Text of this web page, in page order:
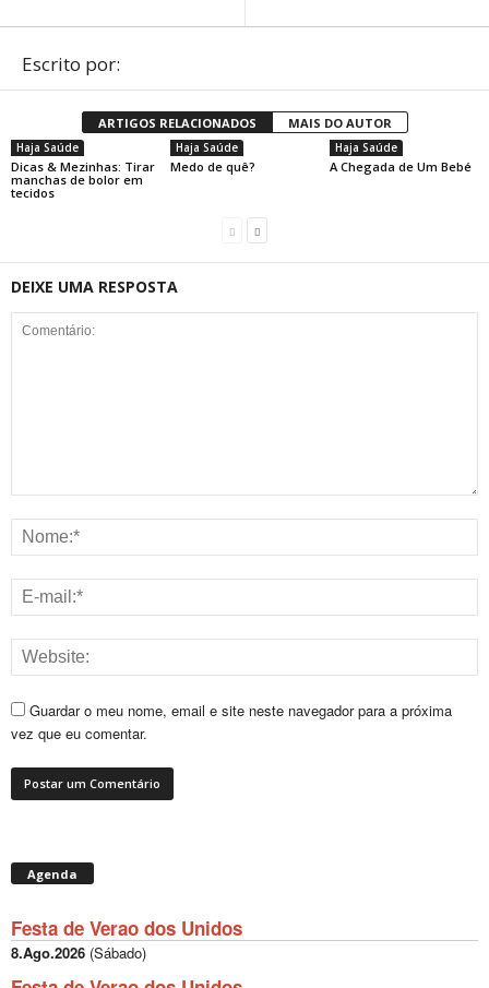
Escrito por:
ARTIGOS RELACIONADOS MAIS DO AUTOR
Haja Saúde
Dicas & Mezinhas: Tirar
manchas de bolor em
tecidos
Haja Saúde
Medo de quê?
Haja Saúde
A Chegada de Um Bebé
DEIXE UMA RESPOSTA
Guardar o meu nome, email e site neste navegador para a próxima
vez que eu comentar.
Agenda
Festa de Verao dos Unidos
8.Ago.2026 (Sábado)